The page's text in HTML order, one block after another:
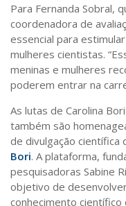
Para Fernanda Sobral,
coordenadora de
essencial para
mulheres cientistas.
meninas e mulheres
poderem entrar na
As lutas de Carolina
também são
de divulgação científica
Bori. A plataforma,
pesquisadoras Sabine
objetivo de
conhecimento